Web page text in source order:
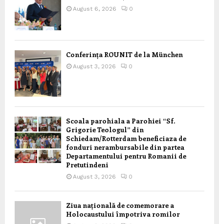
August 6, 2026 0
Conferința ROUNIT de la München
August 3, 2026 0
Scoala parohiala a Parohiei “Sf.
Grigorie Teologul” din
Schiedam/Rotterdam beneficiaza de
fonduri nerambursabile din partea
Departamentului pentru Romanii de
Pretutindeni
August 3, 2026 0
Ziua națională de comemorare a
Holocaustului împotriva romilor